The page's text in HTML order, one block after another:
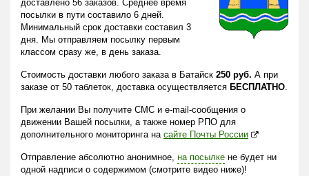
доставлено 56 заказов. Среднее время
посылки в пути составило 6 дней.
Минимальный срок доставки составил 3
дня. Мы отправляем посылку первым
классом сразу же, в день заказа.
Стоимость доставки любого заказа в Батайск 250 руб. А при
заказе от 50 таблеток, доставка осуществляется БЕСПЛАТНО.
При желании Вы получите СМС и e-mail-сообщения о
движении Вашей посылки, а также номер РПО для
дополнительного мониторинга на сайте Почты России
Отправление абсолютно анонимное, на посылке не будет ни
одной надписи о содержимом (смотрите видео ниже)!